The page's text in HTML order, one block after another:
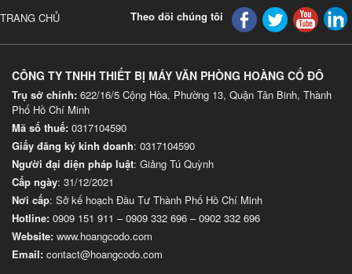
TRANG CHỦ Theo dõi chúng tôi
CÔNG TY TNHH THIẾT BỊ MÁY VĂN PHÒNG HOÀNG CỐ ĐÔ
Trụ sở chính: 622/16/5 Cộng Hòa, Phường 13, Quận Tân Binh, Thành
Phố Hồ Chí Minh
Mã số thuế: 0317104590
Giấy đăng ký kinh doanh: 0317104590
Người đại diện pháp luật: Giảng Tú Quỳnh
Cấp ngày: 31/12/2021
Nơi cấp: Sở kế hoạch Đầu Tư Thành Phố Hồ Chí Minh
Hotline: 0909 151 911 –0909 332 696 –0902 332 696
Website: www.hoangcodo.com
Email: contact@hoangcodo.com